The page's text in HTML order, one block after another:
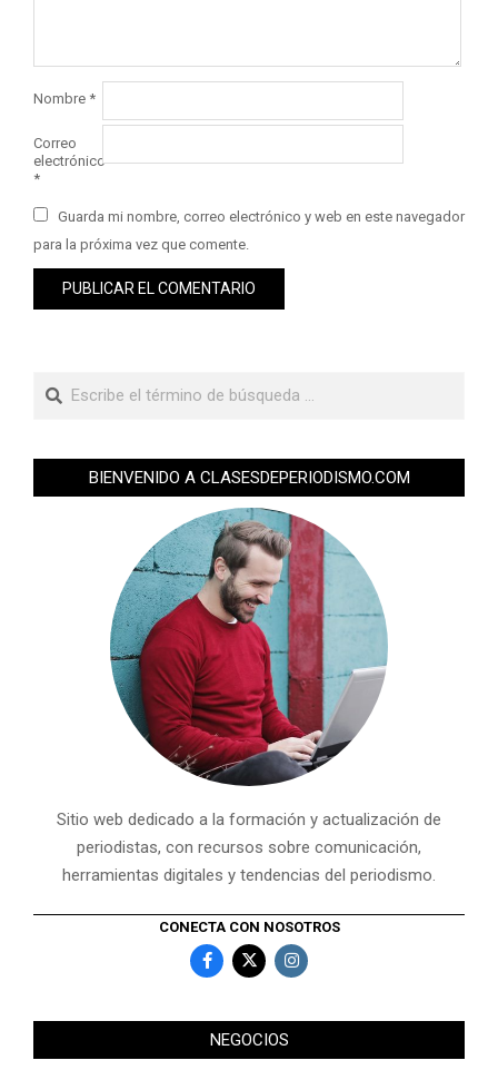
Nombre *
Correo
electrónico
*
Guarda mi nombre, correo electrónico y web en este navegador
para la próxima vez que comente.
BIENVENIDO A CLASESDEPERIODISMO.COM
Sitio web dedicado a la formación y actualización de
periodistas, con recursos sobre comunicación,
herramientas digitales y tendencias del periodismo.
CONECTA CON NOSOTROS
NEGOCIOS